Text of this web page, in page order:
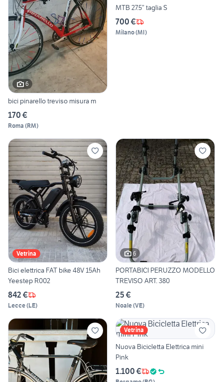
6
bici pinarello treviso misura m
170 €
Roma (RM)
MTB 27.5” taglia S
700 €
Milano(MI)
Vetrina
Bici elettrica FAT bike 48V 15Ah
Yeestep R002
842 €
Lecce(LE)
6
PORTABICI PERUZZO MODELLO
TREVISO ART. 380
25 €
Noale(VE)
Vetrina
Nuova Bicicletta Elettrica mini
Pink
1.100 €